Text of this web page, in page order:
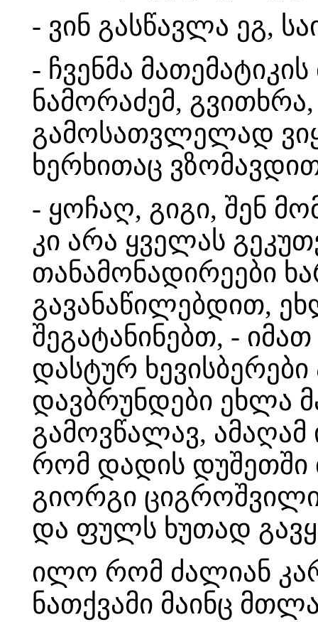
- ვინ გასწავლა ეგ,
- ჩვენმა
ნამორაძემ,
გამოსათვლელად
ხერხითაც
- ყოჩაღ, გიგი, შენ
კი არა ყველას
თანამონადირეები
გავანაწილებდით,
შეგატანინებთ, -
დასტურ ხევისბერები
დავბრუნდები ეხლა
გამოვწალავ,
რომ დადის დუშეთში
გიორგი
და ფულს ხუთად
ილო რომ ძალიან
ნათქვამი მაინც